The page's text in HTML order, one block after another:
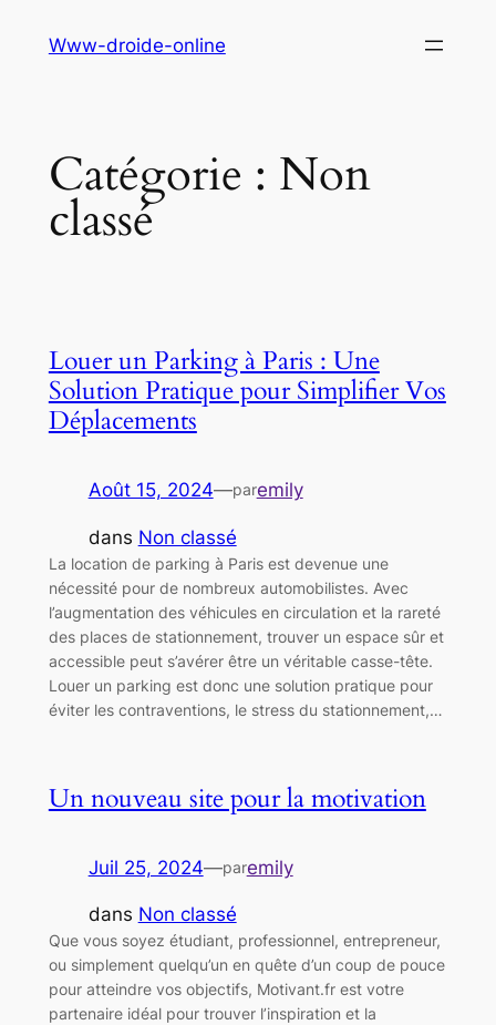
Www-droide-online
Catégorie : Non
classé
Louer un Parking à Paris : Une
Solution Pratique pour Simplifier Vos
Déplacements
Août 15, 2024—paremily
dans Non classé
La location de parking à Paris est devenue une
nécessité pour de nombreux automobilistes. Avec
l’augmentation des véhicules en circulation et la rareté
des places de stationnement, trouver un espace sûr et
accessible peut s’avérer être un véritable casse-tête.
Louer un parking est donc une solution pratique pour
éviter les contraventions, le stress du stationnement,…
Un nouveau site pour la motivation
Juil 25, 2024—paremily
dans Non classé
Que vous soyez étudiant, professionnel, entrepreneur,
ou simplement quelqu’un en quête d’un coup de pouce
pour atteindre vos objectifs, Motivant.fr est votre
partenaire idéal pour trouver l’inspiration et la